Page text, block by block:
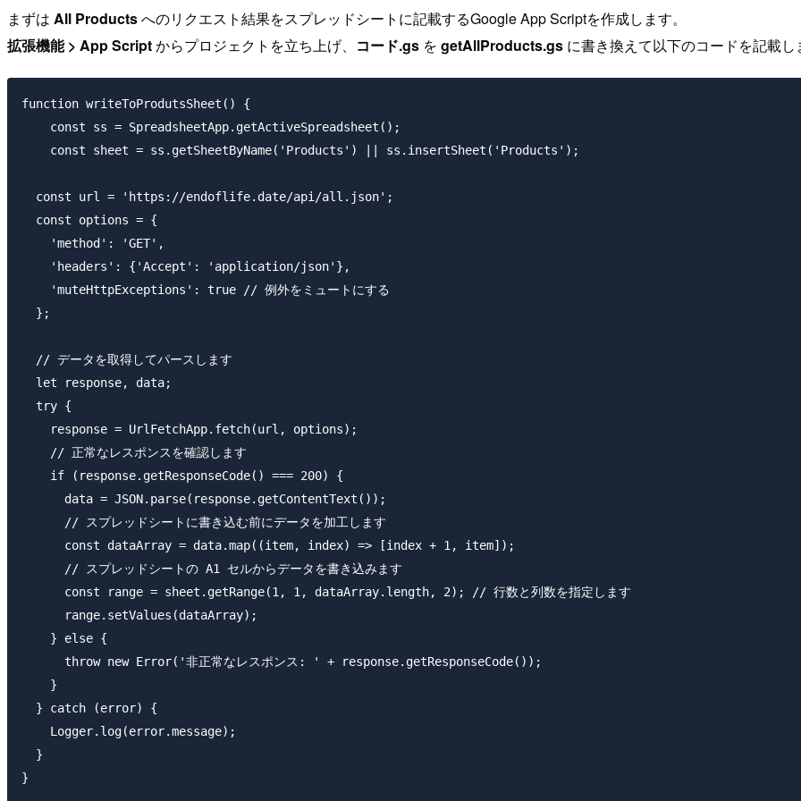
まずは All Productsへのリクエスト結果をスプレッドシートに記載するGoogle App Scriptを作成します。
拡張機能 > App Scriptからプロジェクトを立ち上げ、 コード.gs を getAllProducts.gs に書き換えて以下のコードを記載し
function writeToProdutsSheet() {
    const ss = SpreadsheetApp.getActiveSpreadsheet();
    const sheet = ss.getSheetByName('Products') || ss.insertSheet('Products');
  const url = 'https://endoflife.date/api/all.json';
  const options = {
    'method': 'GET',
    'headers': {'Accept': 'application/json'},
    'muteHttpExceptions': true // 例外をミュートにする
  };
  // データを取得してパースします
  let response, data;
  try {
    response = UrlFetchApp.fetch(url, options);
    // 正常なレスポンスを確認します
    if (response.getResponseCode() === 200) {
      data = JSON.parse(response.getContentText());
      // スプレッドシートに書き込む前にデータを加工します
      const dataArray = data.map((item, index) => [index + 1, item]);
      // スプレッドシートの A1 セルからデータを書き込みます
      const range = sheet.getRange(1, 1, dataArray.length, 2); // 行数と列数を指定します
      range.setValues(dataArray);
    } else {
      throw new Error('非正常なレスポンス: ' + response.getResponseCode());
    }
  } catch (error) {
    Logger.log(error.message);
  }